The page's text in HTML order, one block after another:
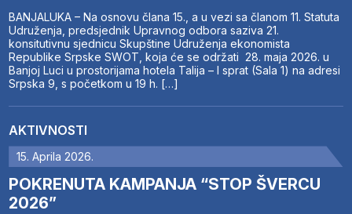
BANJALUKA – Na osnovu člana 15., a u vezi sa članom 11. Statuta
Udruženja, predsjednik Upravnog odbora saziva 21.
konsitutivnu sjednicu Skupštine Udruženja ekonomista
Republike Srpske SWOT, koja će se održati 28. maja 2026. u
Banjoj Luci u prostorijama hotela Talija – I sprat (Sala 1) na adresi
Srpska 9, s početkom u 19 h. […]
AKTIVNOSTI
15. Aprila 2026.
POKRENUTA KAMPANJA “STOP ŠVERCU
2026”